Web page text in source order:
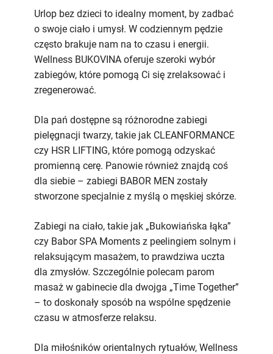
Urlop bez dzieci to idealny moment, by zadbać
o swoje ciało i umysł. W codziennym pędzie
często brakuje nam na to czasu i energii.
Wellness BUKOVINA oferuje szeroki wybór
zabiegów, które pomogą Ci się zrelaksować i
zregenerować.
Dla pań dostępne są różnorodne zabiegi
pielęgnacji twarzy, takie jak CLEANFORMANCE
czy HSR LIFTING, które pomogą odzyskać
promienną cerę. Panowie również znajdą coś
dla siebie – zabiegi BABOR MEN zostały
stworzone specjalnie z myślą o męskiej skórze.
Zabiegi na ciało, takie jak „Bukowiańska łąka”
czy Babor SPA Moments z peelingiem solnym i
relaksującym masażem, to prawdziwa uczta
dla zmysłów. Szczególnie polecam parom
masaż w gabinecie dla dwojga „Time Together”
– to doskonały sposób na wspólne spędzenie
czasu w atmosferze relaksu.
Dla miłośników orientalnych rytuałów, Wellness